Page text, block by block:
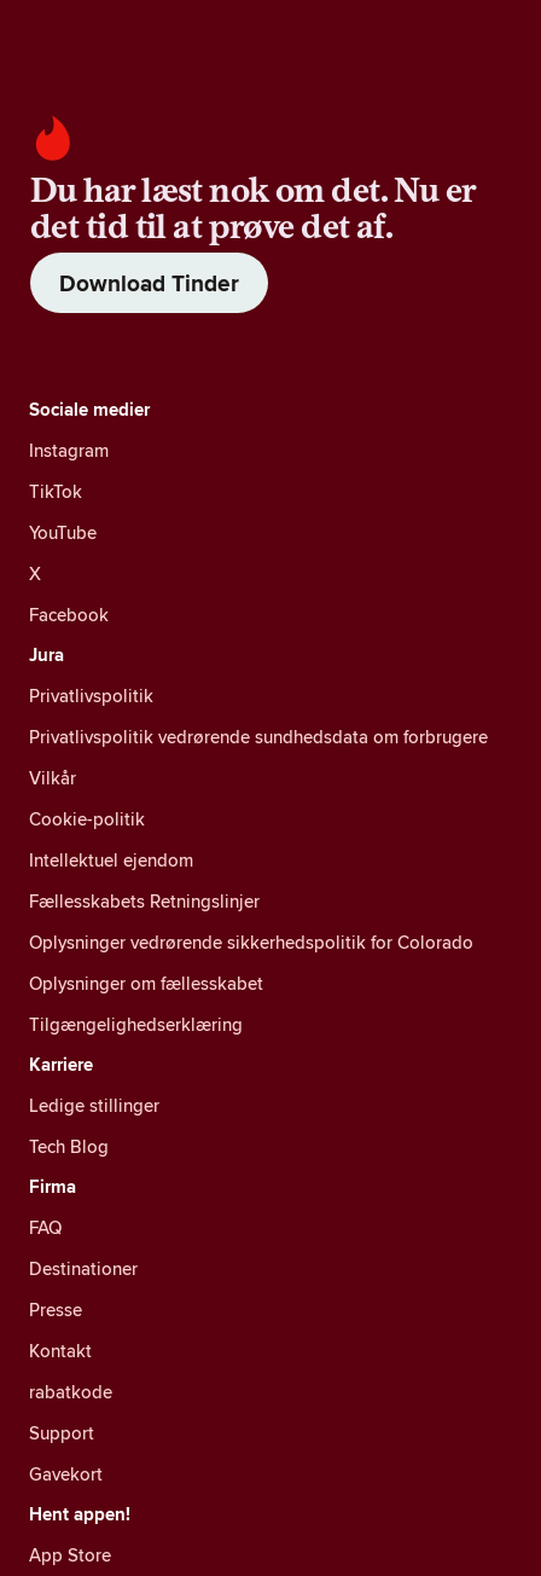
Du har læst nok om det. Nu er
det tid til at prøve det af.
Download Tinder
Sociale medier
Instagram
TikTok
YouTube
X
Facebook
Jura
Privatlivspolitik
Privatlivspolitik vedrørende sundhedsdata om forbrugere
Vilkår
Cookie-politik
Intellektuel ejendom
Fællesskabets Retningslinjer
Oplysninger vedrørende sikkerhedspolitik for Colorado
Oplysninger om fællesskabet
Tilgængelighedserklæring
Karriere
Ledige stillinger
Tech Blog
Firma
FAQ
Destinationer
Presse
Kontakt
rabatkode
Support
Gavekort
Hent appen!
App Store